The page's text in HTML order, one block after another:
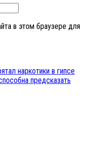
в этом браузере для
наркотики в гипсе
предсказать